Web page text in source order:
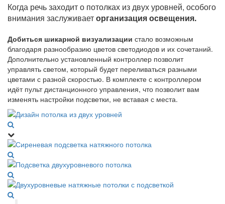
Когда речь заходит о потолках из двух уровней, особого
внимания заслуживаеторганизация освещения.
Добиться шикарной визуализации стало возможным
благодаря разнообразию цветов светодиодов и их сочетаний.
Дополнительно установленный контроллер позволит
управлять светом, который будет переливаться разными
цветами с разной скоростью. В комплекте с контроллером
идёт пульт дистанционного управления, что позволит вам
изменять настройки подсветки, не вставая с места.